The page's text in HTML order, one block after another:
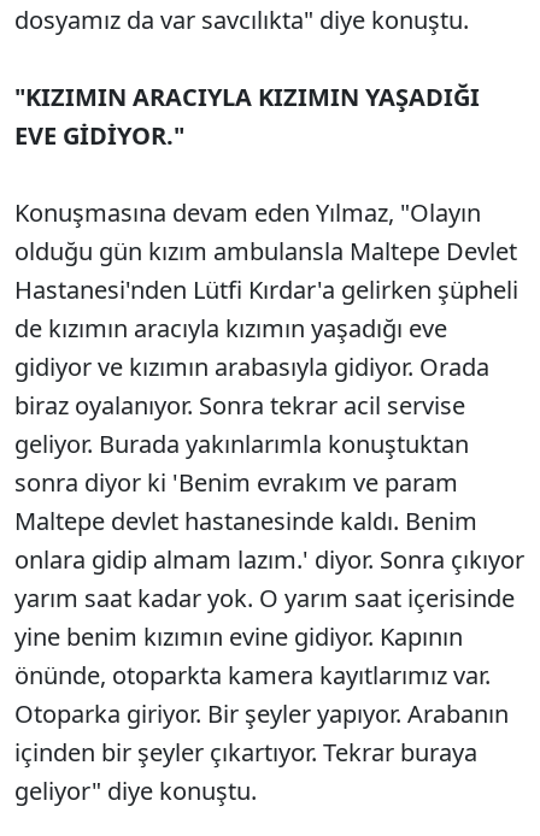
dosyamız da var savcılıkta" diye konuştu.
"KIZIMIN ARACIYLA KIZIMIN YAŞADIĞI
EVE GİDİYOR."
Konuşmasına devam eden Yılmaz, "Olayın
olduğu gün kızım ambulansla Maltepe Devlet
Hastanesi'nden Lütfi Kırdar'a gelirken şüpheli
de kızımın aracıyla kızımın yaşadığı eve
gidiyor ve kızımın arabasıyla gidiyor. Orada
biraz oyalanıyor. Sonra tekrar acil servise
geliyor. Burada yakınlarımla konuştuktan
sonra diyor ki 'Benim evrakım ve param
Maltepe devlet hastanesinde kaldı. Benim
onlara gidip almam lazım.' diyor. Sonra çıkıyor
yarım saat kadar yok. O yarım saat içerisinde
yine benim kızımın evine gidiyor. Kapının
önünde, otoparkta kamera kayıtlarımız var.
Otoparka giriyor. Bir şeyler yapıyor. Arabanın
içinden bir şeyler çıkartıyor. Tekrar buraya
geliyor" diye konuştu.